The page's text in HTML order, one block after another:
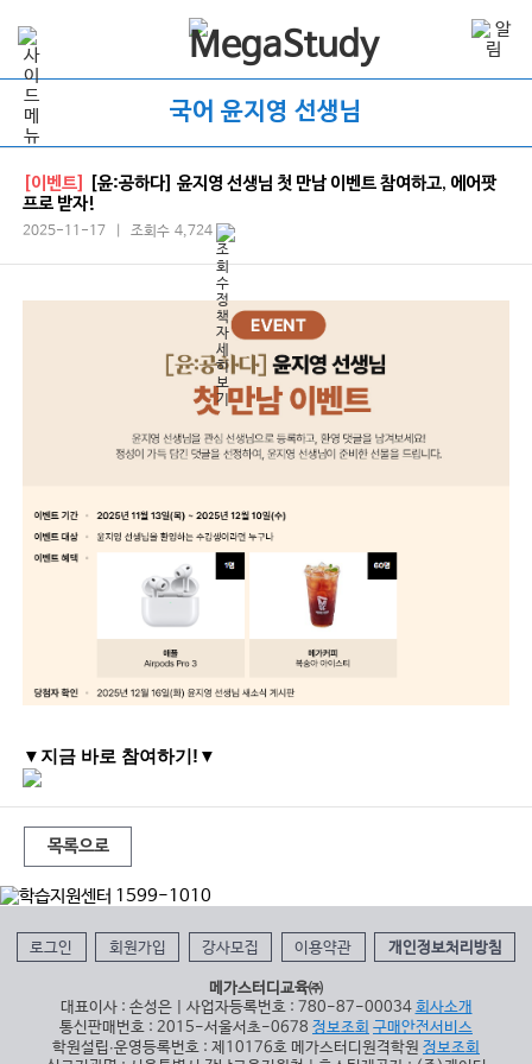
국어 윤지영 선생님
[이벤트]
[윤:공하다] 윤지영 선생님 첫 만남 이벤트 참여하고, 에어팟
프로 받자!
2025-11-17 | 조회수 4,724
▼지금 바로 참여하기!▼
목록으로
로그인 회원가입 강사모집 이용약관 개인정보처리방침
메가스터디교육㈜
대표이사 : 손성은 | 사업자등록번호 : 780-87-00034 회사소개
통신판매번호 : 2015-서울서초-0678 정보조회 구매안전서비스
학원설립∙운영등록번호 : 제10176호 메가스터디원격학원 정보조회